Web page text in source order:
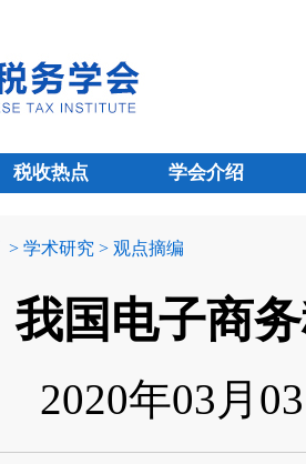
税收热点 学会介绍
> 学术研究 > 观点摘编
我国电子商
2020年03月